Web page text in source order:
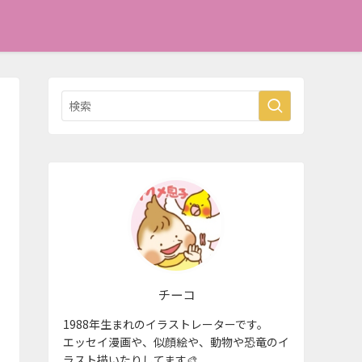
チーコ
1988年生まれのイラストレーターです。
エッセイ漫画や、似顔絵や、動物や恐竜のイ